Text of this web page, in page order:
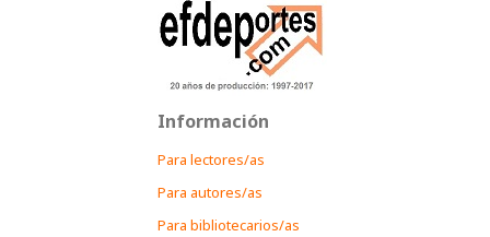
Información
Para lectores/as
Para autores/as
Para bibliotecarios/as